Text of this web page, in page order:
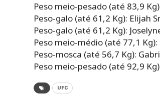
Peso meio-pesado (até 83,9
Peso-galo (até 61,2 Kg): Elijah
Peso-galo (até 61,2 Kg):
Peso meio-médio (até 77,1
Peso-mosca (até 56,7 Kg):
Peso meio-pesado (até 92,9
UFC